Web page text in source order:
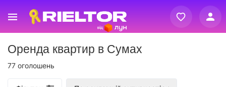
Вхід
Оренда квартир в Сумах
77 оголошень